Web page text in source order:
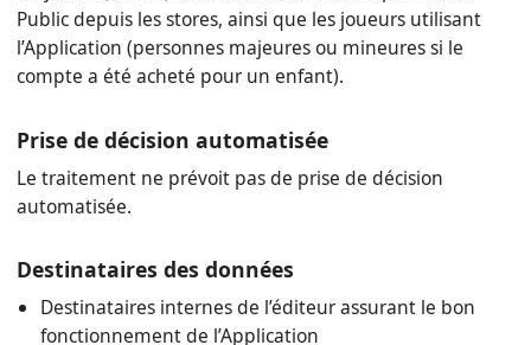
Public depuis les stores, ainsi que les joueurs utilisant
l’Application (personnes majeures ou mineures si le
compte a été acheté pour un enfant).
Prise de décision automatisée
Le traitement ne prévoit pas de prise de décision
automatisée.
Destinataires des données
Destinataires internes de l’éditeur assurant le bon
fonctionnement de l’Application